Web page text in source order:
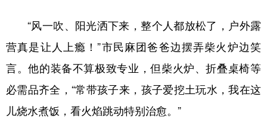
亚太网 上市公司 投教基地
地方频道
北京 天津 山西
“风一吹、阳光洒下来，整个人都放松了，户外露
营真是让人上瘾！”市民麻团爸爸边摆弄柴火炉边笑
言。他的装备不算极致专业，但柴火炉、折叠桌椅等
必需品齐全，“常带孩子来，孩子爱挖土玩水，我在这
儿烧水煮饭，看火焰跳动特别治愈。”